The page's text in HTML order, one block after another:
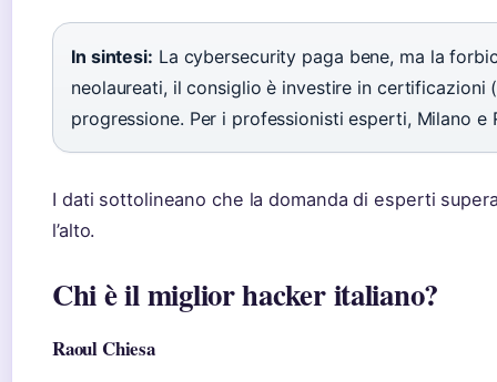
In sintesi: La cybersecurity paga bene, ma la
neolaureati, il consiglio è investire in certificazioni
progressione. Per i professionisti esperti, Milano
I dati sottolineano che la domanda di esperti
l’alto.
Chi è il miglior hacker italiano?
Raoul Chiesa